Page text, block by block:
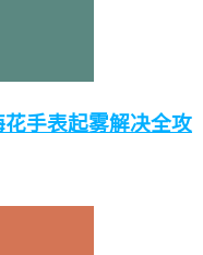
手表起雾解决全攻